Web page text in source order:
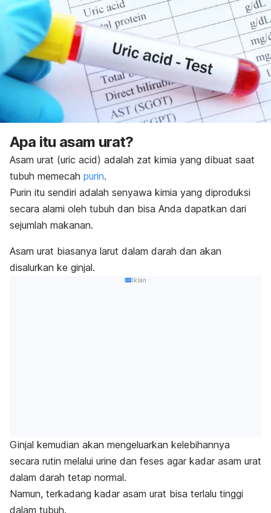
Apa itu asam urat?
Asam urat (uric acid) adalah zat kimia yang dibuat saat
tubuh memecah purin.
Purin itu sendiri adalah senyawa kimia yang diproduksi
secara alami oleh tubuh dan bisa Anda dapatkan dari
sejumlah makanan.
Asam urat biasanya larut dalam darah dan akan
disalurkan ke ginjal.
Iklan
Ginjal kemudian akan mengeluarkan kelebihannya
secara rutin melalui urine dan feses agar kadar asam urat
dalam darah tetap normal.
Namun, terkadang kadar asam urat bisa terlalu tinggi
dalam tubuh.